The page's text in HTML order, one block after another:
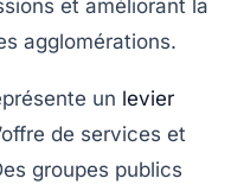
et améliorant la
agglomérations.
un levier
de services et
groupes publics